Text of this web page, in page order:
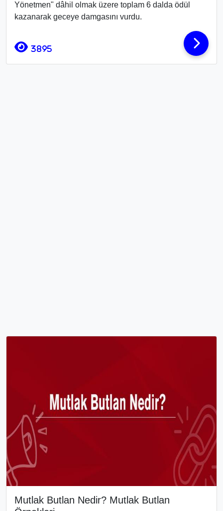
Yönetmen" dâhil olmak üzere toplam 6 dalda ödül
kazanarak geceye damgasını vurdu.
3895
Mutlak Butlan Nedir? Mutlak Butlan